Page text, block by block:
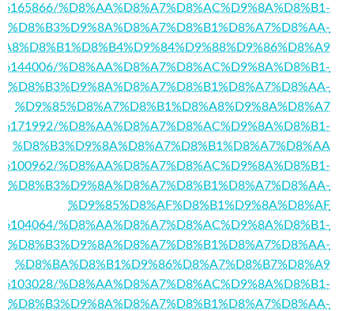
%D8%AA%D8%A7%D8%AC%D9%8A%D8%B1-
%D8%B3%D9%8A%D8%A7%D8%B1%D8%A7%D8%AA-
%D8%AA%D8%A7%D8%AC%D9%8A%D8%B1-
%D8%B3%D9%8A%D8%A7%D8%B1%D8%A7%D8%AA-
%D9%85%D8%A7%D8%B1%D8%A8%D9%8A%D8%A7
%D8%AA%D8%A7%D8%AC%D9%8A%D8%B1-
%D8%B3%D9%8A%D8%A7%D8%B1%D8%A7%D8%AA
%D8%AA%D8%A7%D8%AC%D9%8A%D8%B1-
%D8%B3%D9%8A%D8%A7%D8%B1%D8%A7%D8%AA-
%D9%85%D8%AF%D8%B1%D9%8A%D8%AF
%D8%AA%D8%A7%D8%AC%D9%8A%D8%B1-
%D8%B3%D9%8A%D8%A7%D8%B1%D8%A7%D8%AA-
%D8%BA%D8%B1%D9%86%D8%A7%D8%B7%D8%A9
%D8%AA%D8%A7%D8%AC%D9%8A%D8%B1-
%D8%B3%D9%8A%D8%A7%D8%B1%D8%A7%D8%AA-